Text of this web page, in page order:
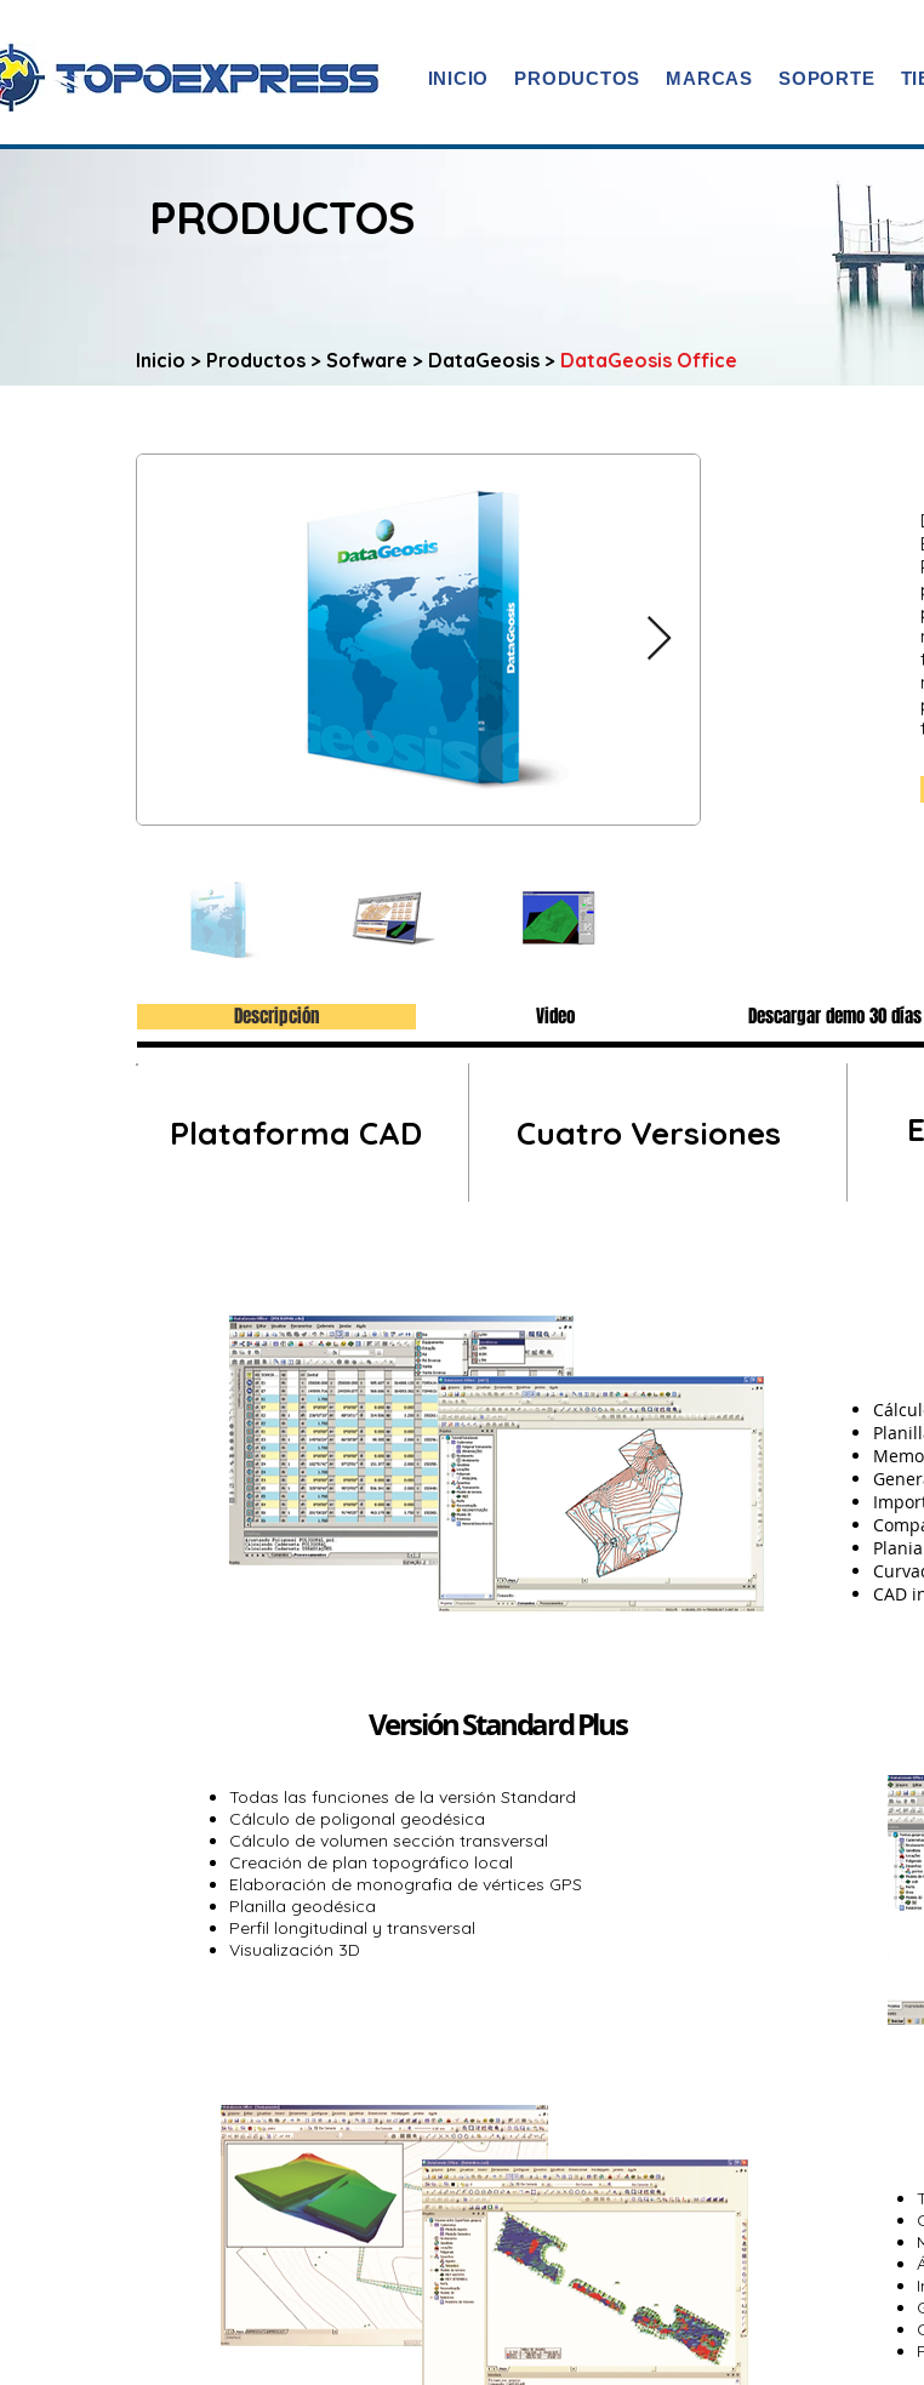
INICIO PRODUCTOS MARCAS SOPORTE
PRODUCTOS
Inicio > Productos > Sofware > DataGeosis > DataGeosis Office
Descripción Video Descargar demo 30 días
Plataforma CAD Cuatro Versiones
Versión Standard Plus
Todas las funciones de la versión Standard
Cálculo de poligonal geodésica
Cálculo de volumen sección transversal
Creación de plan topográfico local
Elaboración de monografia de vértices GPS
Planilla geodésica
Perfil longitudinal y transversal
Visualización 3D
CAD